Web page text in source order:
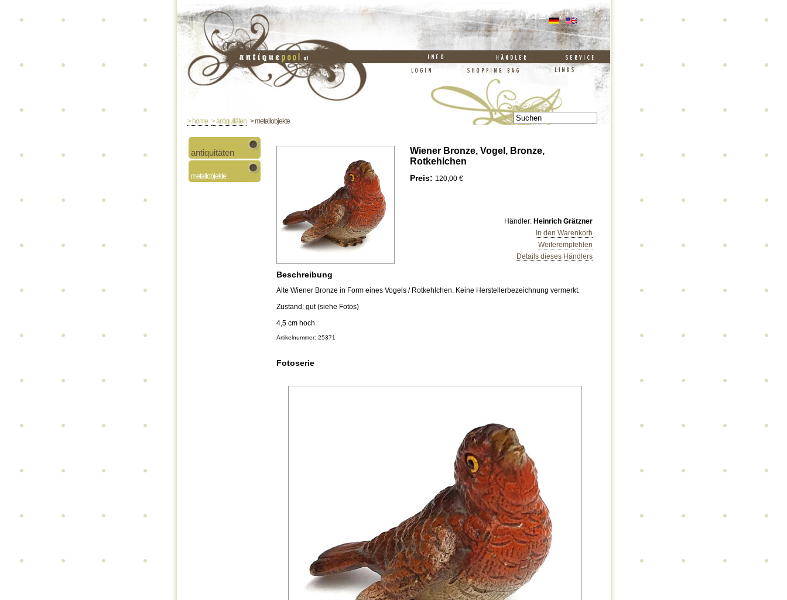
> home > antiquitäten > metallobjekte
antiquitäten
metallobjekte
Wiener Bronze, Vogel, Bronze,
Rotkehlchen
Preis: 120,00 €
Weiterempfehlen
In den Warenkorb
Händler: Heinrich Grätzner
Details dieses Händlers
Beschreibung
Alte Wiener Bronze in Form eines Vogels / Rotkehlchen. Keine Herstellerbezeichnung vermerkt.
Zustand: gut (siehe Fotos)
4,5 cm hoch
Artikelnummer: 25371
Fotoserie